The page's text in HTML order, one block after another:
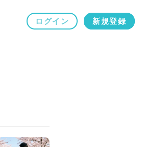
ログイン 新規登録